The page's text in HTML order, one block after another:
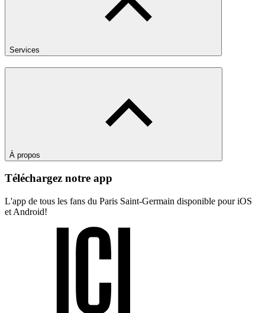
Services
À propos
Téléchargez notre app
L'app de tous les fans du Paris Saint-Germain disponible pour iOS
et Android!